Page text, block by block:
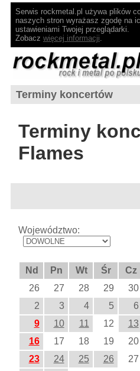
Serwis rockmetal.pl używa plików
naszych stron wyrażasz zgodę na
ustawieniami Twojej przeglądarki.
Zobacz więcej informacji.
Terminy koncertów
Terminy
Flames
Województwo:
Nd Pn Wt Śr Cz
26
27 28 29 30
2
3 4 5 6
9
10 11 12 13
16
17 18 19 20
23
24 25 26 27